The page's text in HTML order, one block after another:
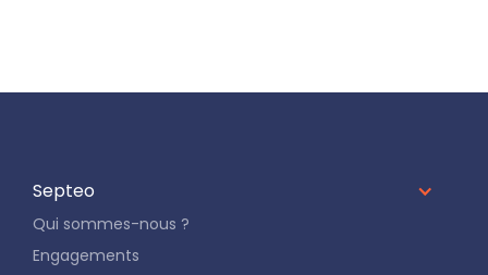
Septeo
Qui sommes-nous ?
Engagements